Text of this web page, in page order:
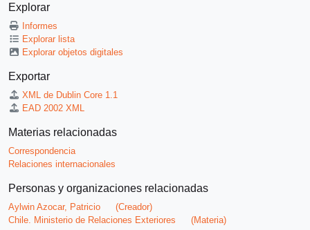
Explorar
Informes
Explorar lista
Explorar objetos digitales
Exportar
XML de Dublin Core 1.1
EAD 2002 XML
Materias relacionadas
Correspondencia
Relaciones internacionales
Personas y organizaciones relacionadas
Aylwin Azocar, Patricio
(Creador)
Chile. Ministerio de Relaciones Exteriores
(Materia)